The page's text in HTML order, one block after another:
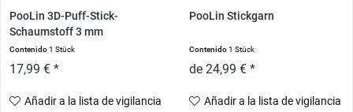
PooLin 3D-Puff-Stick-
Schaumstoff 3 mm
Contenido1 Stück
17,99 € *
Añadir a la lista de vigilancia
PooLin Stickgarn
Contenido1 Stück
de 24,99 € *
Añadir a la lista de vigilancia